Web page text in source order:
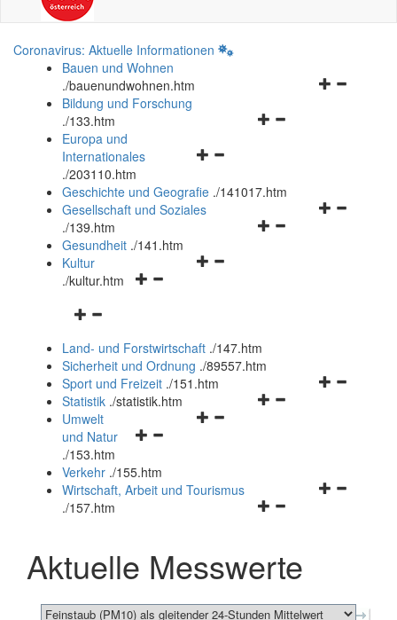
Coronavirus: Aktuelle Informationen
Bauen und Wohnen
./bauenundwohnen.htm
Navigationsmenü
Bildung und Forschung
./133.htm
Navigationsmenü
und
schließen
Europa und
Internationales
./203110.htm
Geschichte und Geografie ./141017.htm
Navigationsmenü
Gesellschaft und Soziales
./139.htm
Navigationsmenü
Gesundheit ./141.htm
Navigationsmenü
Kultur
./kultur.htm
Navigationsmenü
und
schließen
Land- und Forstwirtschaft ./147.htm
Sicherheit und Ordnung ./89557.htm
Navigationsmenü
Sport und Freizeit ./151.htm
Navigationsmenü
Statistik ./statistik.htm
Navigationsmenü
und
schließen
Umwelt
und Natur
./153.htm
Verkehr ./155.htm
Navigationsmenü
schließen
Wirtschaft, Arbeit und Tourismus
./157.htm
Aktuelle Messwerte